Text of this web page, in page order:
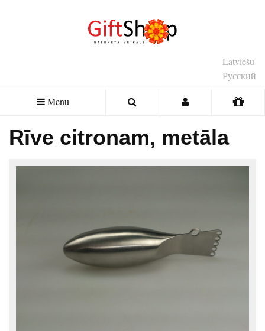
Latviešu
Русский
Menu
Rīve citronam, metāla